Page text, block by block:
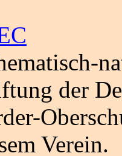
der
Verein.